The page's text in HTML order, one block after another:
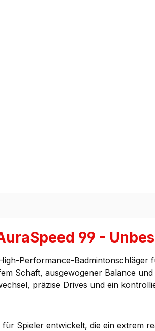
99 -
Performance-Badmintonschläger
Schaft, ausgewogener Balance
präzise Drives und ein
Spieler entwickelt, die ein extrem